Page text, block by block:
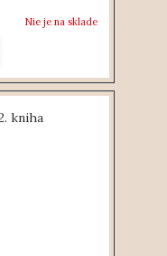
Nie je na sklade